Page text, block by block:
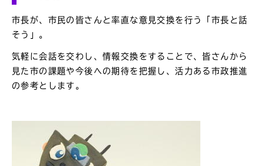
市長が、市民の皆さんと率直な意見交換を行う「市長と話
そう」。
気軽に会話を交わし、情報交換をすることで、皆さんから
見た市の課題や今後への期待を把握し、活力ある市政推進
の参考とします。